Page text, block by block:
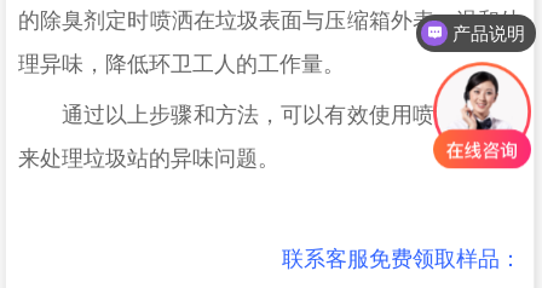
的除臭剂定时喷洒在垃圾表面与压缩箱外表，温和处
理异味，降低环卫工人的工作量‌。
通过以上步骤和方法，可以有效使用喷淋除臭剂
来处理垃圾站的异味问题。
联系客服免费领取样品：
产品说明